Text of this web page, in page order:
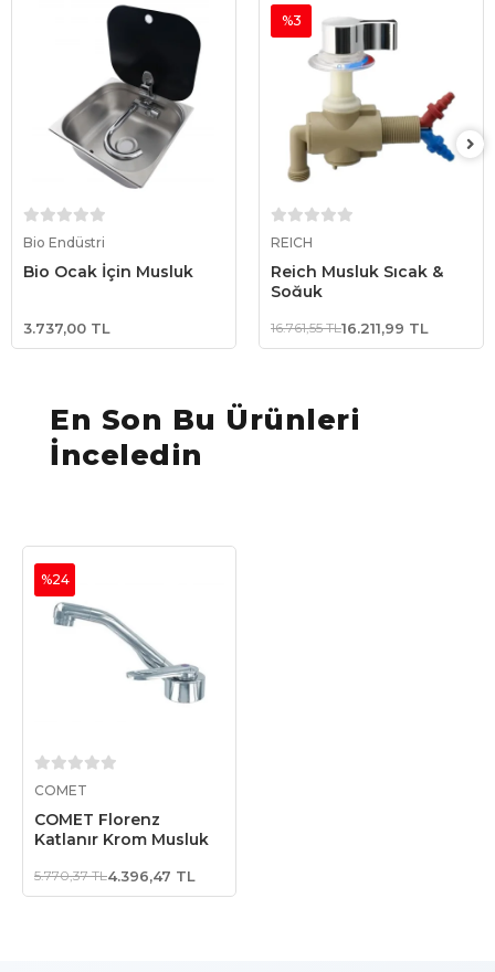
Bio Endüstri
Bio Ocak İçin Musluk
3.737,00 TL
REICH
Reich Musluk Sıcak &
Soğuk
%3
16.761,55 TL16.211,99 TL
En Son Bu Ürünleri
İnceledin
COMET
COMET Florenz
Katlanır Krom Musluk
%24
5.770,37 TL4.396,47 TL